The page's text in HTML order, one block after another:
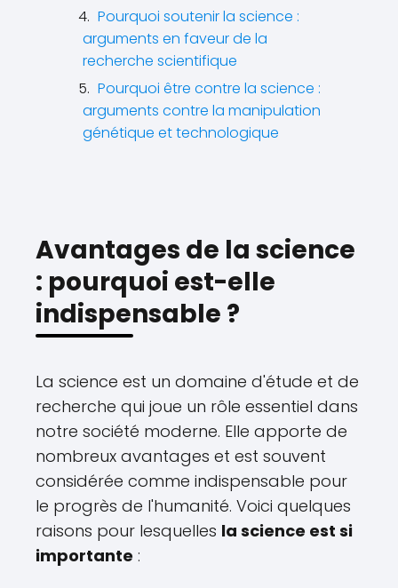
Pourquoi soutenir la science :
arguments en faveur de la
recherche scientifique
Pourquoi être contre la science :
arguments contre la manipulation
génétique et technologique
Avantages de la science
: pourquoi est-elle
indispensable ?
La science est un domaine d'étude et de
recherche qui joue un rôle essentiel dans
notre société moderne. Elle apporte de
nombreux avantages et est souvent
considérée comme indispensable pour
le progrès de l'humanité. Voici quelques
raisons pour lesquelles la science est si
importante :